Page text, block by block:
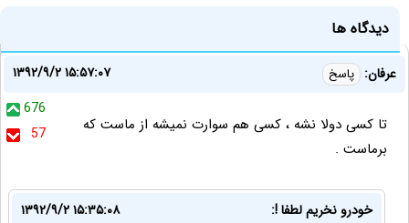
دیدگاه ها
عرفان: پاسخ
۱۳۹۲/۹/۲ ۱۵:۵۷:۰۷
676
57
تا کسی دولا نشه ، کسی هم سوارت نمیشه از ماست که
برماست .
خودرو نخریم لطفا !:
۱۳۹۲/۹/۲ ۱۵:۳۵:۰۸